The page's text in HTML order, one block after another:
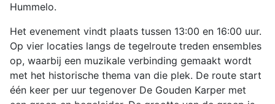
Hummelo.
Het evenement vindt plaats tussen 13:00 en 16:00 uur.
Op vier locaties langs de tegelroute treden ensembles
op, waarbij een muzikale verbinding gemaakt wordt
met het historische thema van die plek. De route start
één keer per uur tegenover De Gouden Karper met